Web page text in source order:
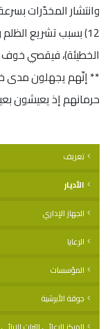
وانتشار المخدّرات
12) بسبب تشريع
الخطيئة)، فيقصي خوف
** إنّهم يجهلون مدى
حرمانهم إذ يعيشون
تعريف
الأديار
الجهاز الإداري
الرعايا
المؤسسات
جوقة الأبرشية